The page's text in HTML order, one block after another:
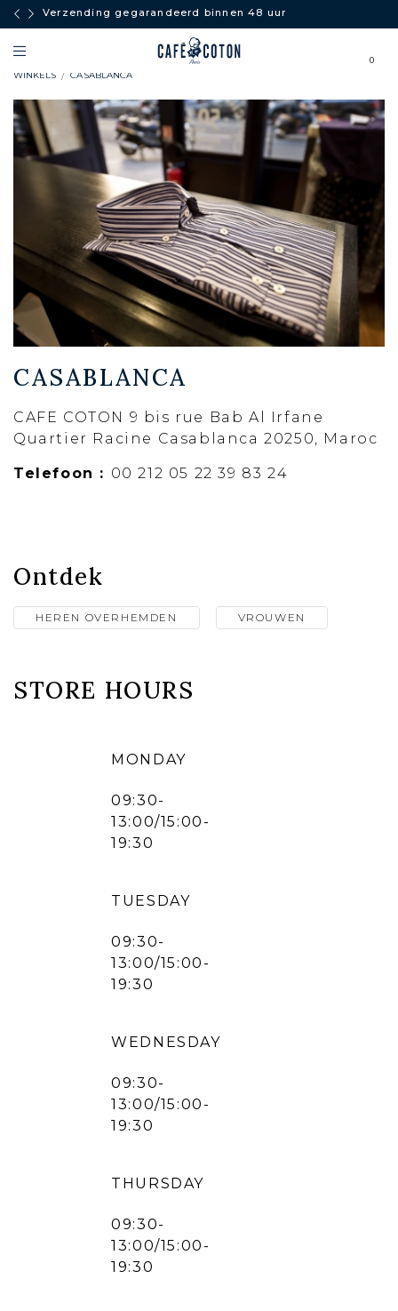
Verzending gegarandeerd binnen 48 uur
0
WINKELS CASABLANCA
CASABLANCA
CAFE COTON 9 bis rue Bab Al Irfane
Quartier Racine Casablanca 20250, Maroc
Telefoon : 00 212 05 22 39 83 24
Ontdek
HEREN OVERHEMDEN VROUWEN
STORE HOURS
MONDAY
09:30-
13:00/15:00-
19:30
TUESDAY
09:30-
13:00/15:00-
19:30
WEDNESDAY
09:30-
13:00/15:00-
19:30
THURSDAY
09:30-
13:00/15:00-
19:30